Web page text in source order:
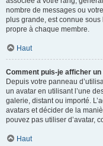
nombre de messages ou
plus grande, est connue sous
propre à chaque membre.
Haut
Comment puis-je afficher un
Depuis votre panneau
un avatar en utilisant l’une
galerie, distant ou importé.
avatars et décider de la
pouvez pas utiliser d’avatar,
Haut